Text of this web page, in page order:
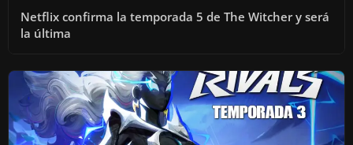
Netflix confirma la temporada 5 de The Witcher y será
la última